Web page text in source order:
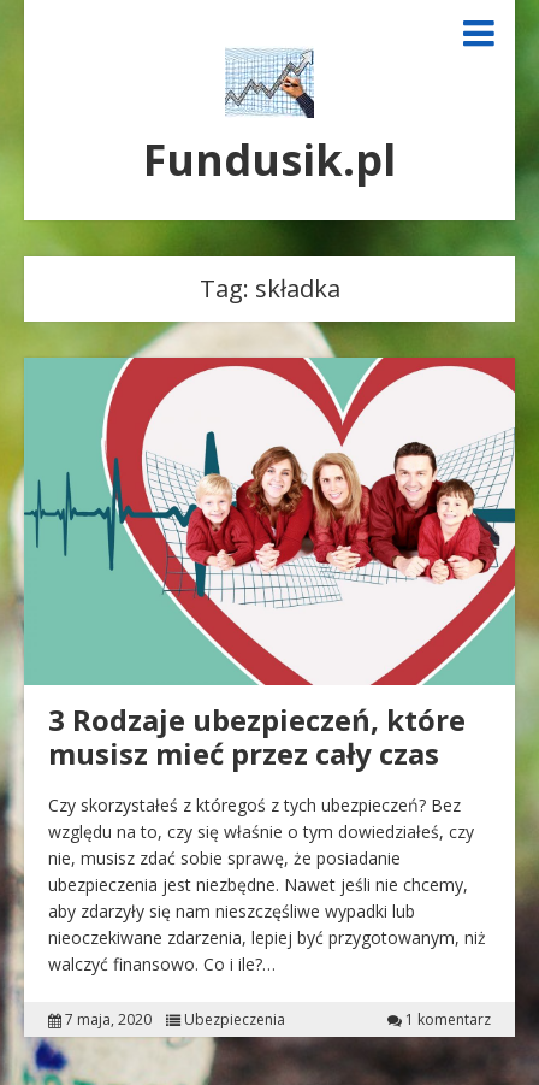
Fundusik.pl
Tag: składka
3 Rodzaje ubezpieczeń, które
musisz mieć przez cały czas
Czy skorzystałeś z któregoś z tych ubezpieczeń? Bez
względu na to, czy się właśnie o tym dowiedziałeś, czy
nie, musisz zdać sobie sprawę, że posiadanie
ubezpieczenia jest niezbędne. Nawet jeśli nie chcemy,
aby zdarzyły się nam nieszczęśliwe wypadki lub
nieoczekiwane zdarzenia, lepiej być przygotowanym, niż
walczyć finansowo. Co i ile?…
7 maja, 2020 Ubezpieczenia 1 komentarz